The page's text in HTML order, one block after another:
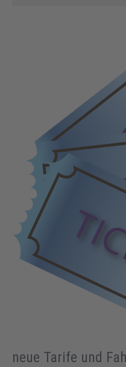
neue Tarife und